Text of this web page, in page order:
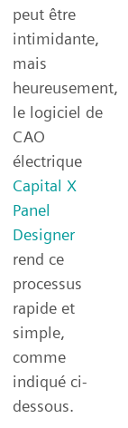
peut être
intimidante,
mais
heureusement,
le logiciel de
CAO
électrique
Capital X
Panel
Designer
rend ce
processus
rapide et
simple,
comme
indiqué ci-
dessous.